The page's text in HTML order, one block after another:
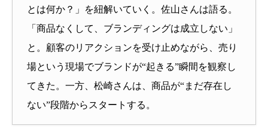
とは何か？」を紐解いていく。佐山さんは語る。
「商品なくして、ブランディングは成立しない」
と。顧客のリアクションを受け止めながら、売り
場という現場でブランドが“起きる”瞬間を観察し
てきた。一方、松崎さんは、商品が“まだ存在し
ない”段階からスタートする。